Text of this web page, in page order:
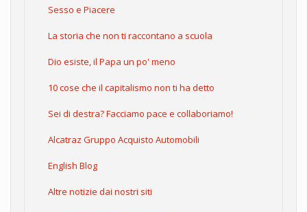
Sesso e Piacere
La storia che non ti raccontano a scuola
Dio esiste, il Papa un po' meno
10 cose che il capitalismo non ti ha detto
Sei di destra? Facciamo pace e collaboriamo!
Alcatraz Gruppo Acquisto Automobili
English Blog
Altre notizie dai nostri siti